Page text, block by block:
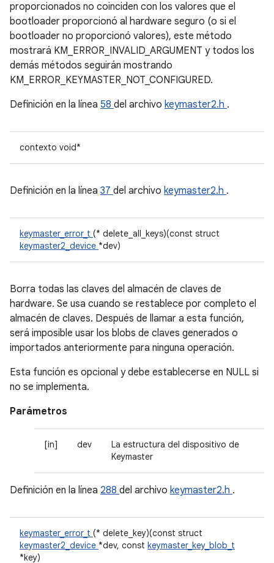
proporcionados no coinciden con los valores que el
bootloader proporcionó al hardware seguro (o si el
bootloader no proporcionó valores), este método
mostrará KM_ERROR_INVALID_ARGUMENT y todos los
demás métodos seguirán mostrando
KM_ERROR_KEYMASTER_NOT_CONFIGURED.
Definición en la línea 58 del archivo keymaster2.h .
contexto void*
Definición en la línea 37 del archivo keymaster2.h .
keymaster_error_t (* delete_all_keys)(const struct
keymaster2_device *dev)
Borra todas las claves del almacén de claves de
hardware. Se usa cuando se restablece por completo el
almacén de claves. Después de llamar a esta función,
será imposible usar los blobs de claves generados o
importados anteriormente para ninguna operación.
Esta función es opcional y debe establecerse en NULL si
no se implementa.
Parámetros
[in] dev
La estructura del dispositivo de
Keymaster
Definición en la línea 288 del archivo keymaster2.h .
keymaster_error_t (* delete_key)(const struct
keymaster2_device *dev, const keymaster_key_blob_t
*key)